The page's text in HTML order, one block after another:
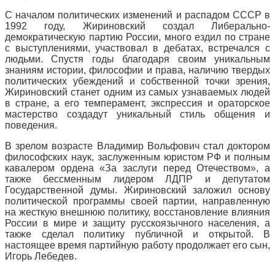
С началом политических изменений и распадом СССР в
1992 году, Жириновский создал Либерально-
демократическую партию России, много ездил по стране
с выступлениями, участвовал в дебатах, встречался с
людьми. Спустя годы благодаря своим уникальным
знаниям истории, философии и права, наличию твердых
политических убеждений и собственной точки зрения,
Жириновский станет одним из самых узнаваемых людей
в стране, а его темперамент, экспрессия и ораторское
мастерство создадут уникальный стиль общения и
поведения.
В зрелом возрасте Владимир Вольфович стал доктором
философских наук, заслуженным юристом РФ и полным
кавалером ордена «За заслуги перед Отечеством», а
также бессменным лидером ЛДПР и депутатом
Государственной думы. Жириновский заложил основу
политической программы своей партии, направленную
на жесткую внешнюю политику, восстановление влияния
России в мире и защиту русскоязычного населения, а
также сделал политику публичной и открытой. В
настоящее время партийную работу продолжает его сын,
Игорь Лебедев.